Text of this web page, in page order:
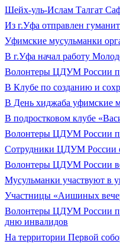
Шейх-уль-Ислам Талгат
Из г.Уфа отправлен
Уфимские мусульманки
В г.Уфа начал работу
Волонтеры ЦДУМ России
В Клубе по созданию и
В День хиджаба уфимские
В подростковом клубе
Волонтеры ЦДУМ России
Сотрудники ЦДУМ России
Волонтеры ЦДУМ России
Мусульманки участвуют в
Участницы «Аишиных
Волонтеры ЦДУМ России
дню инвалидов
На территории Первой